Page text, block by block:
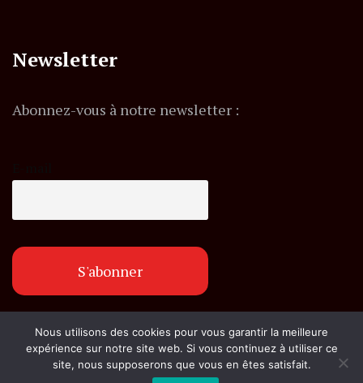
Newsletter
Abonnez-vous à notre newsletter :
© Copyright flashexpress.fr. Tous droits réservés.
Nous utilisons des cookies pour vous garantir la meilleure
expérience sur notre site web. Si vous continuez à utiliser ce
site, nous supposerons que vous en êtes satisfait.